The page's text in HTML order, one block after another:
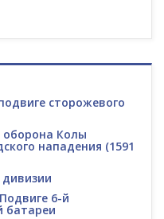
сторожевого
оборона Колы
нападения (1591
6-й
батареи